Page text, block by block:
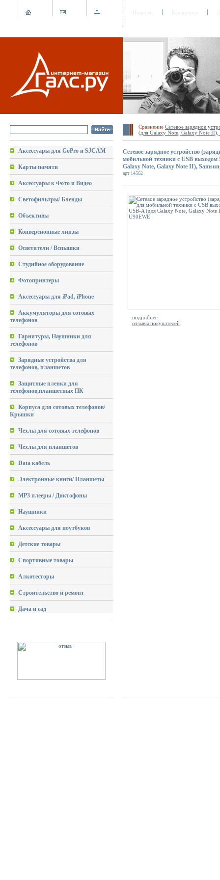
Сравнение Сетевое зарядное
(для Galaxy Note, Galaxy Note
Аксессуары для GoPro и SJCAM
Карты памяти
Аксессуары к Фото и Видео
Светофильтры/ Бленды
Объективы
Конверсионные линзы
Осветители / Вспышки
Студийное оборудование
Фотопринтеры
Аксессуары для iPad, iPhone
Аккумуляторы для сотовых
телефонов
Гарнитуры, Наушники для
телефонов
Зарядные устройства для
телефонов, планшетов
Защитные пленки для
телефонов,планшетных ПК
Корпуса для сотовых телефонов/
Крышки
Чехлы для сотовых телефонов
Чехлы для планшетов
Data кабель
Электронные книги/ Планшеты
MP3 плееры / Диктофоны
Наушники
Аксессуары для ноутбуков
Детские товары
Спортивные товары
Алкотесторы
Строительство и ремонт
Дача и сад
Сетевое зарядное устройство
мобильной техники с USB выходом
Galaxy Note, Galaxy Note II),
арт 14562
подробнее
отзывы покупателей